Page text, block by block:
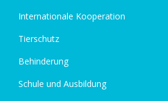
Internationale Kooperation
Tierschutz
Behinderung
Schule und Ausbildung